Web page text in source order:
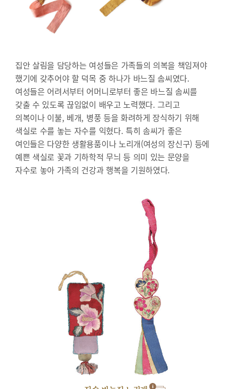
집안 살림을 담당하는 여성들은 가족들의 의복을 책임져야
했기에 갖추어야 할 덕목 중 하나가 바느질 솜씨였다.
여성들은 어려서부터 어머니로부터 좋은 바느질 솜씨를
갖출 수 있도록 끊임없이 배우고 노력했다. 그리고
의복이나 이불, 베개, 병풍 등을 화려하게 장식하기 위해
색실로 수를 놓는 자수를 익혔다. 특히 솜씨가 좋은
여인들은 다양한 생활용품이나 노리개(여성의 장신구) 등에
예쁜 색실로 꽃과 기하학적 무늬 등 의미 있는 문양을
자수로 놓아 가족의 건강과 행복을 기원하였다.